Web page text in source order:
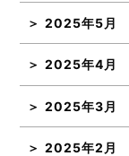
2025年5月
2025年4月
2025年3月
2025年2月